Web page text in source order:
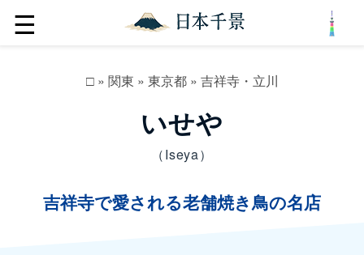
☰
□» 関東 » 東京都» 吉祥寺・立川
いせや
（Iseya）
吉祥寺で愛される老舗焼き鳥の名店